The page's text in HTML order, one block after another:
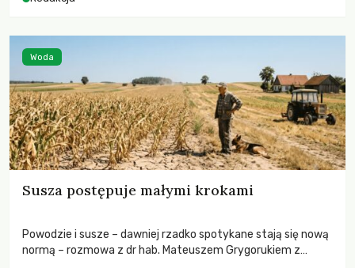
funkcjonowania łowiectwa w Polsce.
Susza postępuje małymi krokami
Powodzie i susze – dawniej rzadko spotykane stają się nową
normą – rozmowa z dr hab. Mateuszem Grygorukiem z
Woda